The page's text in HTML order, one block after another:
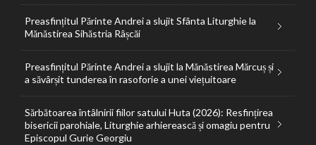
Preasfințitul Părinte Andrei a slujit Sfânta Liturghie la
Mănăstirea Sihăstria Râșcăi
Preasfințitul Părinte Andrei a slujit la Mănăstirea Mărcuș și
a săvârșit tunderea în rasoforie a unei viețuitoare
Sărbătoarea întâlnirii fiilor satului Huta (2026): Resfințirea
bisericii parohiale, Liturghie arhierească și omagiu pentru
Episcopul Gurie Georgiu